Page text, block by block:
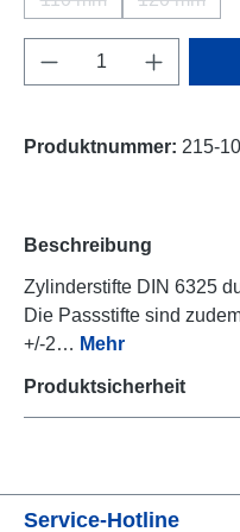
(Diese Option ist(Diese
Produkt Anzahl:
Produktnummer: 215-
Beschreibung
Zylinderstifte DIN 6325
Die Passstifte sind
+/-2… Mehr
Produktsicherheit
Service-Hotline